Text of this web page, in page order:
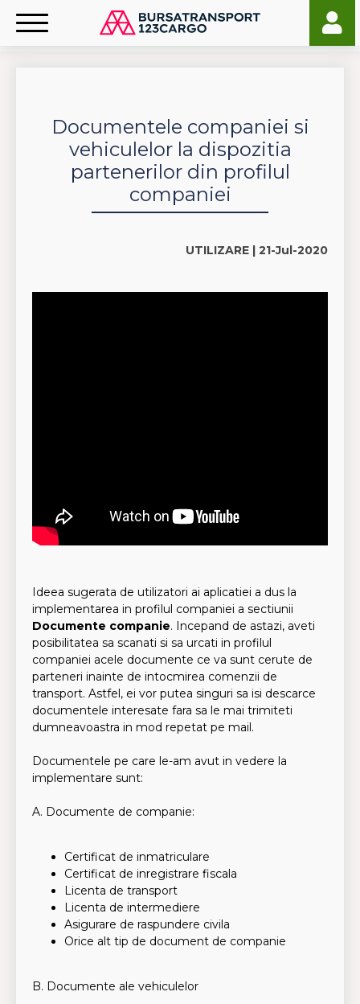
Documentele companiei si
vehiculelor la dispozitia
partenerilor din profilul
companiei
UTILIZARE | 21-Jul-2020
Ideea sugerata de utilizatori ai aplicatiei a dus la
implementarea in profilul companiei a sectiunii
Documente companie. Incepand de astazi, aveti
posibilitatea sa scanati si sa urcati in profilul
companiei acele documente ce va sunt cerute de
parteneri inainte de intocmirea comenzii de
transport. Astfel, ei vor putea singuri sa isi descarce
documentele interesate fara sa le mai trimiteti
dumneavoastra in mod repetat pe mail.
Documentele pe care le-am avut in vedere la
implementare sunt:
A. Documente de companie:
Certificat de inmatriculare
Certificat de inregistrare fiscala
Licenta de transport
Licenta de intermediere
Asigurare de raspundere civila
Orice alt tip de document de companie
B. Documente ale vehiculelor